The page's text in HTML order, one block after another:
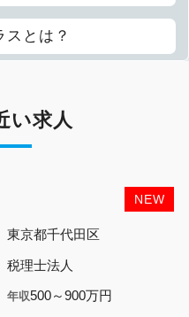
スとは？
い求人
NEW
東京都千代田区
税理士法人
年収500～900万円